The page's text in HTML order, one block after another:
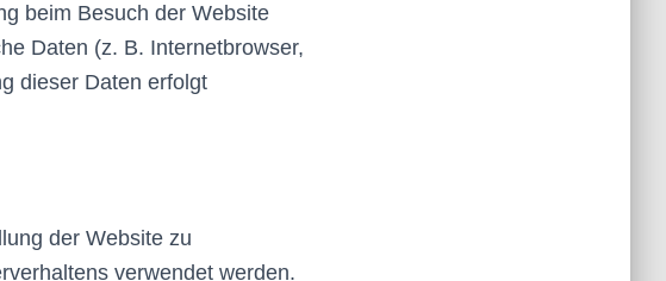
beim Besuch der Website
Daten (z. B. Internetbrowser,
dieser Daten erfolgt
der Website zu
verwendet werden.